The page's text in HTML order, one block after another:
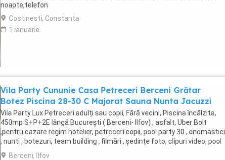
noapte,telefon
Costinesti, Constanta
1 ianuarie
Vila Party Cununie Casa Petreceri Berceni Grătar
Botez Piscina 28-30 C Majorat Sauna Nunta Jacuzzi
Vila Party Lux Petreceri adulți sau copii, Fără vecini, Piscina încălzita,
450mp S+P+2E lângă București ( Berceni- Ilfov) , asfalt, Uber Bolt
,pentru cazare regim hotelier, petreceri copii, pool party 30 , onomastici
, nunti , botezuri, team building , filmări , ședințe foto, clipuri video, pool
party, ...
Berceni, Ilfov